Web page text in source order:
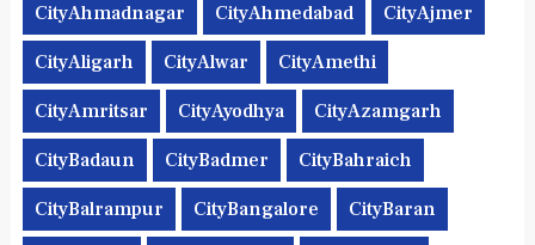
CityAhmadnagar CityAhmedabad CityAjmer
CityAligarh CityAlwar CityAmethi
CityAmritsar CityAyodhya CityAzamgarh
CityBadaun CityBadmer CityBahraich
CityBalrampur CityBangalore CityBaran